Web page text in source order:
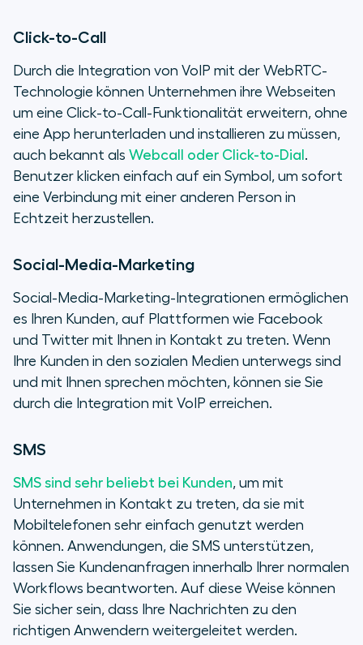
Click-to-Call
Durch die Integration von VoIP mit der WebRTC-
Technologie können Unternehmen ihre Webseiten
um eine Click-to-Call-Funktionalität erweitern, ohne
eine App herunterladen und installieren zu müssen,
auch bekannt als Webcall oder Click-to-Dial .
Benutzer klicken einfach auf ein Symbol, um sofort
eine Verbindung mit einer anderen Person in
Echtzeit herzustellen.
Social-Media-Marketing
Social-Media-Marketing-Integrationen ermöglichen
es Ihren Kunden, auf Plattformen wie Facebook
und Twitter mit Ihnen in Kontakt zu treten. Wenn
Ihre Kunden in den sozialen Medien unterwegs sind
und mit Ihnen sprechen möchten, können sie Sie
durch die Integration mit VoIP erreichen.
SMS
SMS sind sehr beliebt bei Kunden, um mit
Unternehmen in Kontakt zu treten, da sie mit
Mobiltelefonen sehr einfach genutzt werden
können. Anwendungen, die SMS unterstützen,
lassen Sie Kundenanfragen innerhalb Ihrer normalen
Workflows beantworten. Auf diese Weise können
Sie sicher sein, dass Ihre Nachrichten zu den
richtigen Anwendern weitergeleitet werden.